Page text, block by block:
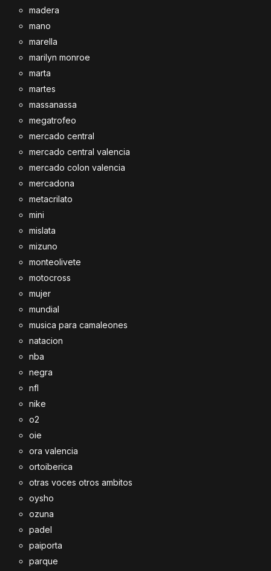
madera
mano
marella
marilyn monroe
marta
martes
massanassa
megatrofeo
mercado central
mercado central valencia
mercado colon valencia
mercadona
metacrilato
mini
mislata
mizuno
monteolivete
motocross
mujer
mundial
musica para camaleones
natacion
nba
negra
nfl
nike
o2
oie
ora valencia
ortoiberica
otras voces otros ambitos
oysho
ozuna
padel
paiporta
parque